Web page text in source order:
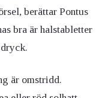
berättar Pontus
bra är halstabletter
är omstridd.